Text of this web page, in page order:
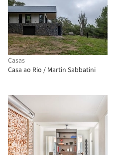
Casas
Casa ao Rio / Martin Sabbatini